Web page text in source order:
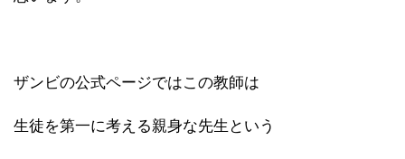
ザンビの公式ページではこの教師は
生徒を第一に考える親身な先生という